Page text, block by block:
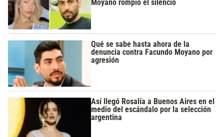
Moyano rompió el silencio
Qué se sabe hasta ahora de la
denuncia contra Facundo Moyano por
agresión
Así llegó Rosalía a Buenos Aires en el
medio del escándalo por la selección
argentina